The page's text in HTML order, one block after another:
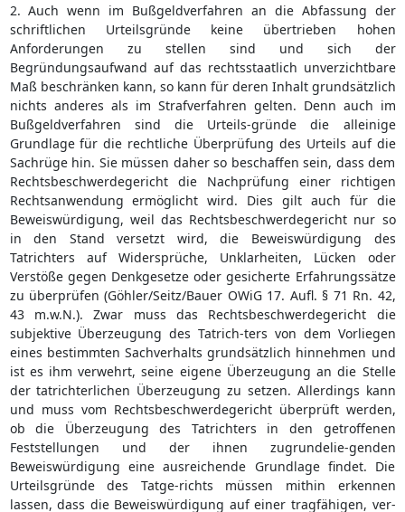
2. Auch wenn im Bußgeldverfahren an die Abfassung der
schriftlichen Urteilsgründe keine übertrieben hohen
Anforderungen zu stellen sind und sich der
Begründungsaufwand auf das rechtsstaatlich unverzichtbare
Maß beschränken kann, so kann für deren Inhalt grundsätzlich
nichts anderes als im Strafverfahren gelten. Denn auch im
Bußgeldverfahren sind die Urteils-gründe die alleinige
Grundlage für die rechtliche Überprüfung des Urteils auf die
Sachrüge hin. Sie müssen daher so beschaffen sein, dass dem
Rechtsbeschwerdegericht die Nachprüfung einer richtigen
Rechtsanwendung ermöglicht wird. Dies gilt auch für die
Beweiswürdigung, weil das Rechtsbeschwerdegericht nur so
in den Stand versetzt wird, die Beweiswürdigung des
Tatrichters auf Widersprüche, Unklarheiten, Lücken oder
Verstöße gegen Denkgesetze oder gesicherte Erfahrungssätze
zu überprüfen (Göhler/Seitz/Bauer OWiG 17. Aufl. § 71 Rn. 42,
43 m.w.N.). Zwar muss das Rechtsbeschwerdegericht die
subjektive Überzeugung des Tatrich-ters von dem Vorliegen
eines bestimmten Sachverhalts grundsätzlich hinnehmen und
ist es ihm verwehrt, seine eigene Überzeugung an die Stelle
der tatrichterlichen Überzeugung zu setzen. Allerdings kann
und muss vom Rechtsbeschwerdegericht überprüft werden,
ob die Überzeugung des Tatrichters in den getroffenen
Feststellungen und der ihnen zugrundelie-genden
Beweiswürdigung eine ausreichende Grundlage findet. Die
Urteilsgründe des Tatge-richts müssen mithin erkennen
lassen, dass die Beweiswürdigung auf einer tragfähigen, ver-